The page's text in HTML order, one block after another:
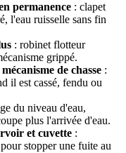
permanence : clapet
l'eau ruisselle sans fin
: robinet flotteur
grippé.
de chasse :
il est cassé, fendu ou
du niveau d'eau,
plus l'arrivée d'eau.
et cuvette :
stopper une fuite au